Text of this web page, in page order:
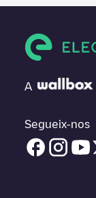
A
Segueix-nos